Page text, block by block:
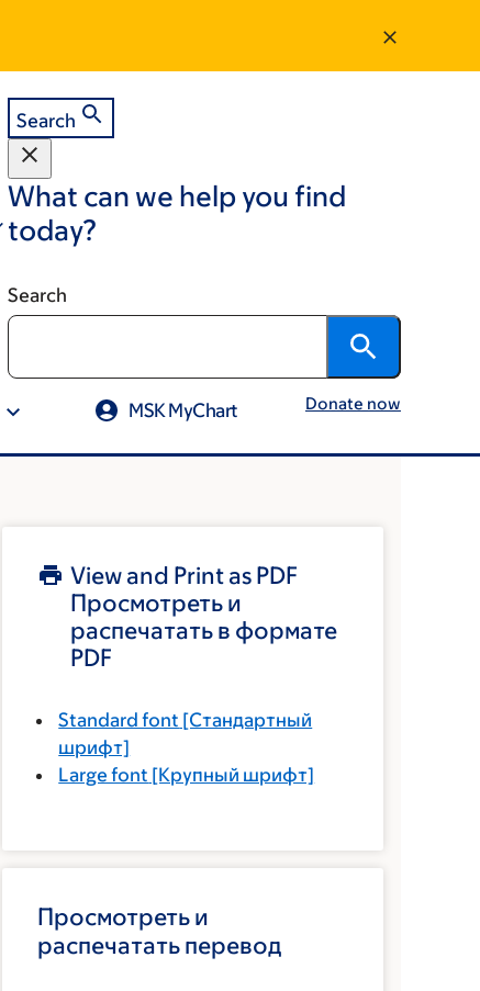
Search
What can we help you find
today?
Search
MSK MyChart Donate now
View and Print as PDF
Просмотреть и
распечатать в формате
PDF
Standard font [Стандартный
шрифт]
Large font [Крупный шрифт]
Просмотреть и
распечатать перевод